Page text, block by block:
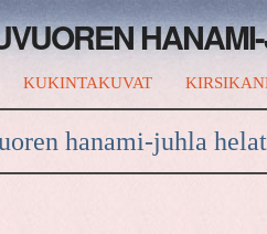
KUKINTAKUVAT
hanami-juhla